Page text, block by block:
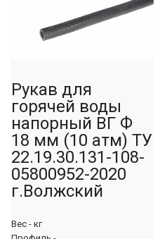
Рукав для
горячей воды
напорный ВГ Ф
18 мм (10 атм) ТУ
22.19.30.131-108-
05800952-2020
г.Волжский
Вес - кг